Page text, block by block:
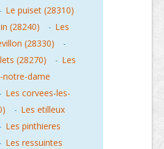
- Le puiset (28310)
(28240) - Les
(28330)
-
(28270)
- Les
notre-dame
- Les corvees-les-
- Les etilleux
- Les pinthieres
- Les ressuintes